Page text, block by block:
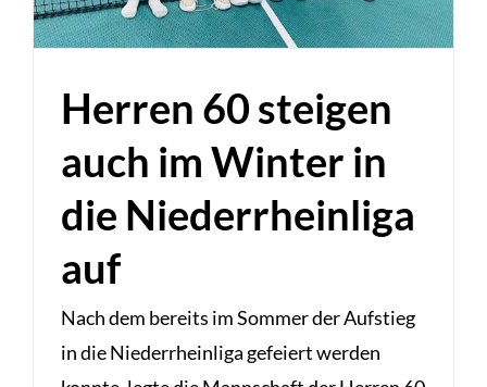
Herren 60 steigen
auch im Winter in
die Niederrheinliga
auf
Nach dem bereits im Sommer der Aufstieg
in die Niederrheinliga gefeiert werden